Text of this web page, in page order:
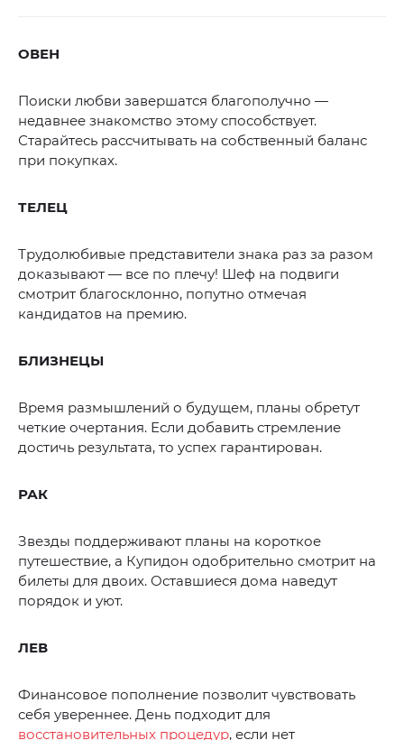
ОВЕН
Поиски любви завершатся благополучно —
недавнее знакомство этому способствует.
Старайтесь рассчитывать на собственный баланс
при покупках.
ТЕЛЕЦ
Трудолюбивые представители знака раз за разом
доказывают — все по плечу! Шеф на подвиги
смотрит благосклонно, попутно отмечая
кандидатов на премию.
БЛИЗНЕЦЫ
Время размышлений о будущем, планы обретут
четкие очертания. Если добавить стремление
достичь результата, то успех гарантирован.
РАК
Звезды поддерживают планы на короткое
путешествие, а Купидон одобрительно смотрит на
билеты для двоих. Оставшиеся дома наведут
порядок и уют.
ЛЕВ
Финансовое пополнение позволит чувствовать
себя увереннее. День подходит для
восстановительных процедур, если нет